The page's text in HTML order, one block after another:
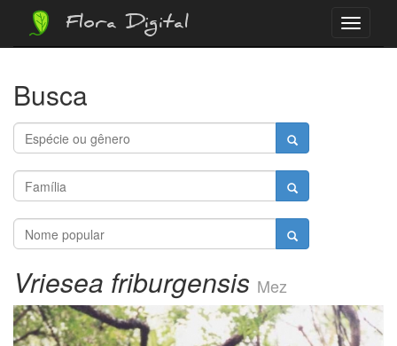
Menu
Flora Digital
Busca
Vriesea friburgensis Mez